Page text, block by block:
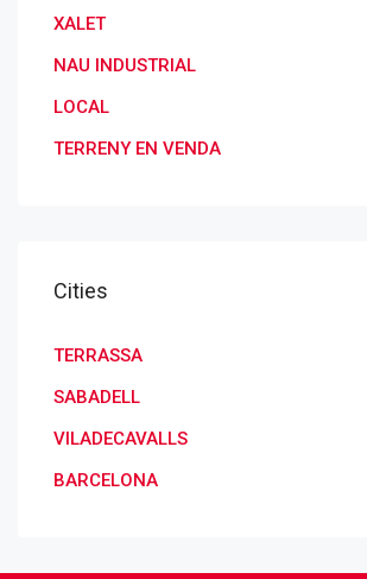
XALET
NAU INDUSTRIAL
LOCAL
TERRENY EN VENDA
Cities
TERRASSA
SABADELL
VILADECAVALLS
BARCELONA